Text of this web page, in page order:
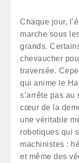
Chaque jour,
marche sous
grands.
chevaucher
traversée.
qui anime le
s’arrête pas au
cœur de la
une véritable
robotiques qui
machinistes :
et même des